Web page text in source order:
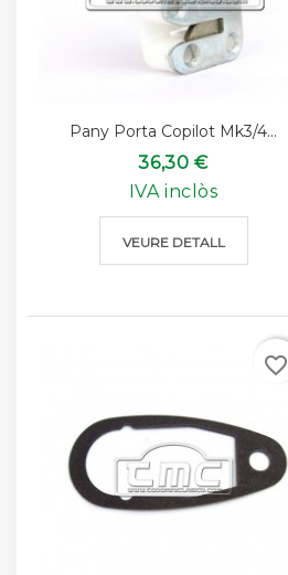
Pany Porta Copilot Mk3/4...
36,30 €
IVA inclòs
VEURE DETALL
favorite_border